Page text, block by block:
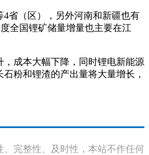
省（区），另外河南和新疆也有
全国锂矿储量增量也主要在江
成本大幅下降，同时锂电新能源
粉和锂渣的产出量将大量增长，
完整性、及时性，本站不作任何